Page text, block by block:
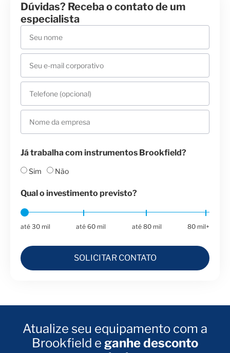
Dúvidas? Receba o contato de um
especialista
Já trabalha com instrumentos Brookfield?
Sim Não
Qual o investimento previsto?
até 30 mil até 60 mil até 80 mil 80 mil+
SOLICITAR CONTATO
Atualize seu equipamento com a
Brookfield e ganhe desconto